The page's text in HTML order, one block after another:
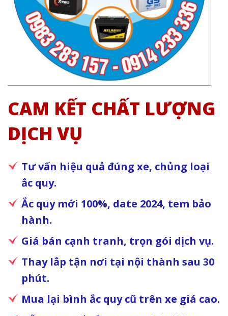
CAM KẾT CHẤT LƯỢNG
DỊCH VỤ
Tư vấn hiệu quả đúng xe, chủng loại
ắc quy.
Ắc quy mới 100%, date 2024, tem bảo
hành.
Giá bán cạnh tranh, trọn gói dịch vụ.
Thay lắp tận nơi tại nội thành sau 30
phút.
Mua lại bình ắc quy cũ trên xe giá cao.